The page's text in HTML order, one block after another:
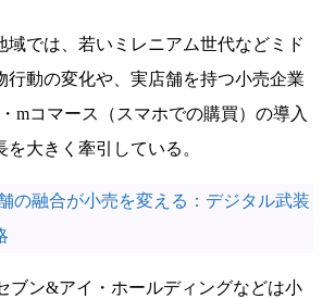
では、若いミレニアム世代などミド
行動の変化や、実店舗を持つ小売企業
mコマース（スマホでの購買）の導入
大きく牽引している。
の融合が小売を変える：デジタル武装
ブン&アイ・ホールディングなどは小